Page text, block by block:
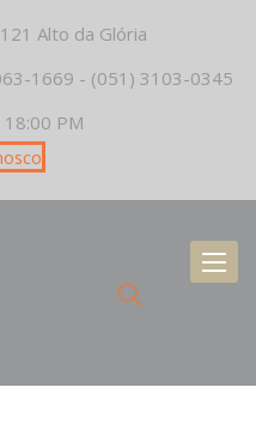
Alto da Glória
1669 - (051) 3103-0345
PM